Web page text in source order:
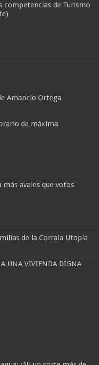
competencias de Turismo
Amancio Ortega
de máxima
más avales que votos
de la Corrala Utopía
A UNA VIVIENDA DIGNA